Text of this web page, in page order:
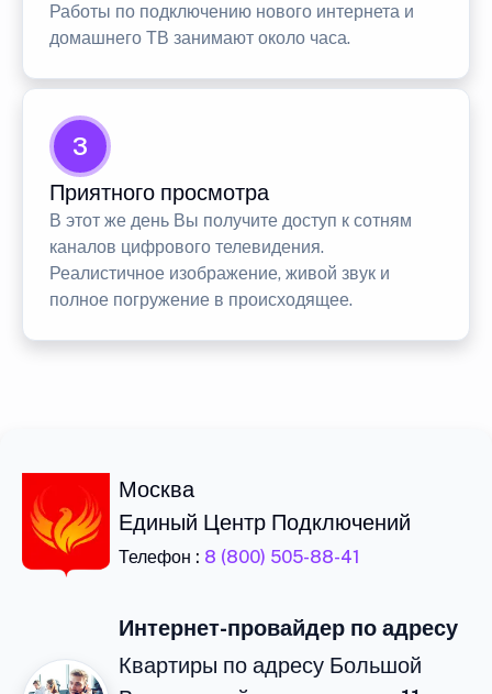
Работы по подключению нового интернета и
домашнего ТВ занимают около часа.
3
Приятного просмотра
В этот же день Вы получите доступ к сотням
каналов цифрового телевидения.
Реалистичное изображение, живой звук и
полное погружение в происходящее.
Москва
Единый Центр Подключений
Телефон : 8 (800) 505-88-41
Интернет-провайдер по адресу
Квартиры по адресу Большой